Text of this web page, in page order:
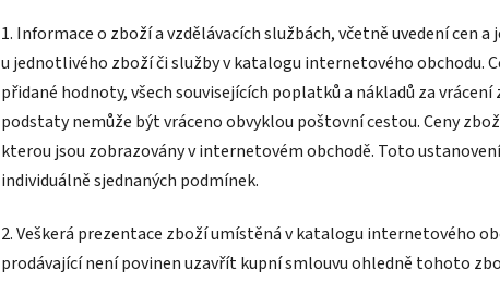
1. Informace o zbožía vzdělávacích službách, včetně uvedení cena
u jednotlivého zbožíči službyv katalogu internetového obchodu.
přidané hodnoty, všech souvisejících poplatků a nákladů za
podstaty nemůže být vráceno obvyklou poštovní cestou. Ceny
kterou jsou zobrazovány v internetovém obchodě. Toto
individuálně sjednaných podmínek.
2. Veškerá prezentace zboží umístěná v katalogu internetového
prodávající není povinen uzavřít kupní smlouvu ohledně tohoto